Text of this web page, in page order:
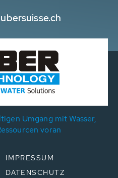
Umgang mit Wasser,
voran
IMPRESSUM
DATENSCHUTZ